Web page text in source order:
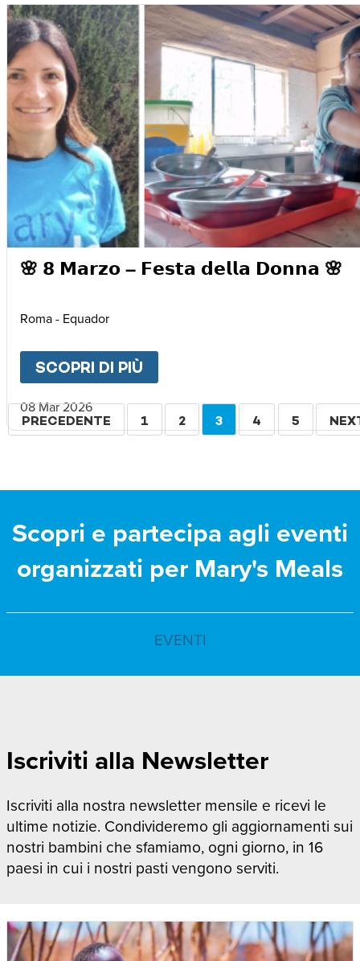
🌸 𝟴 𝗠𝗮𝗿𝘇𝗼 – 𝗙𝗲𝘀𝘁𝗮 𝗱𝗲𝗹𝗹𝗮 𝗗𝗼𝗻𝗻𝗮 🌸
Roma - Equador
SCOPRI DI PIÙ
08 Mar 2026
Paginazione
PAGINA
PRECEDENTE PAGINA
1 PAGINA
2
PAGINA
3 PAGINA
4 PAGINA
5
Scopri e partecipa agli eventi
organizzati per Mary's Meals
EVENTI
Iscriviti alla Newsletter
Iscriviti alla nostra newsletter mensile e ricevi le
ultime notizie. Condivideremo gli aggiornamenti sui
nostri bambini che sfamiamo, ogni giorno, in 16
paesi in cui i nostri pasti vengono serviti.